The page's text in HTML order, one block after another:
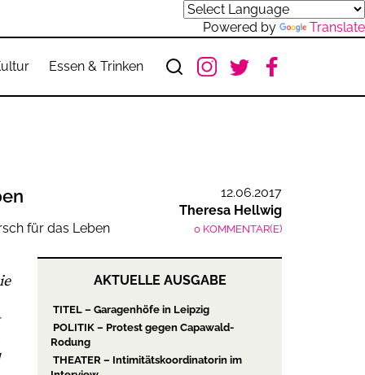
Powered by Translate
Essen & Trinken
12.06.2017
Theresa Hellwig
0 KOMMENTAR(E)
AKTUELLE AUSGABE
TITEL – Garagenhöfe in Leipzig
POLITIK – Protest gegen Capawald-
Rodung
THEATER – Intimitätskoordinatorin im